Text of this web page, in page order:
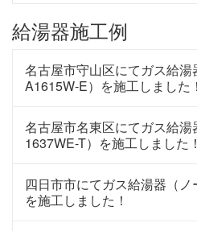
給湯器施工例
名古屋市守山区にてガス給
A1615W-E）を施工しました！
名古屋市名東区にてガス給
1637WE-T）を施工しました！
四日市市にてガス給湯器（ノ
を施工しました！